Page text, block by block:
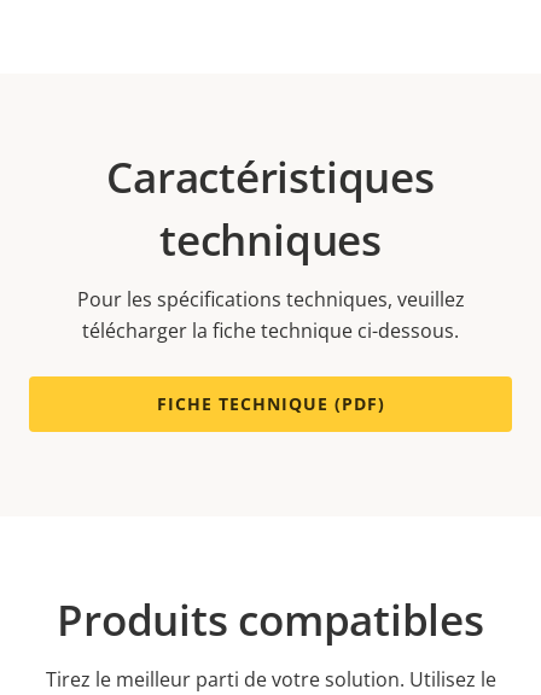
Caractéristiques
techniques
Pour les spécifications techniques, veuillez
télécharger la fiche technique ci-dessous.
FICHE TECHNIQUE (PDF)
Produits compatibles
Tirez le meilleur parti de votre solution. Utilisez le